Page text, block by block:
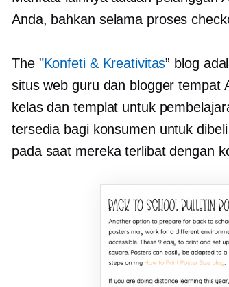
Anda, bahkan selama proses
The "Konfeti & Kreativitas” blog
situs web guru dan blogger tempat
kelas dan templat untuk
tersedia bagi konsumen untuk
pada saat mereka terlibat dengan